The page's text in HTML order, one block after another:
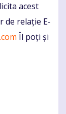
acest
de relație E-
Îl poți și